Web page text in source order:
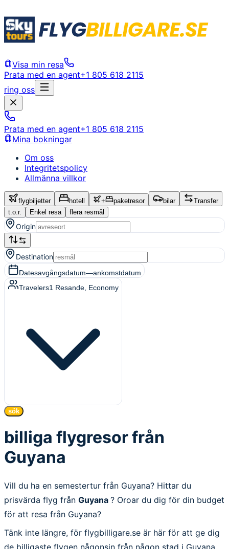
Visa min resa
Prata med en agent+1 805 618 2115
ring oss
Prata med en agent+1 805 618 2115
Mina bokningar
Om oss
Integritetspolicy
Allmänna villkor
flygbiljetter hotell + paketresor bilar
Transfer
t.o.r.
Enkel resa flera resmål
Origin
Destination
Datesavgångsdatum—ankomstdatum
Travelers1 Resande , Economy
sök
billiga flygresor från
Guyana
Vill du ha en semestertur från Guyana? Hittar du
prisvärda flyg från Guyana ? Oroar du dig för din budget
för att resa från Guyana?
Tänk inte längre, för flygbilligare.se är här för att ge dig
de billigaste flygen någonsin från någon stad i Guyana .